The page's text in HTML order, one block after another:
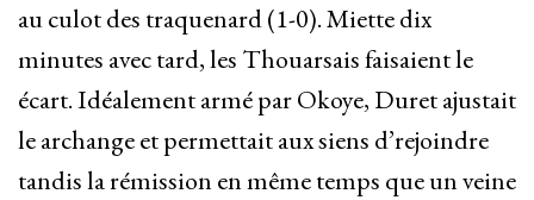
au culot des traquenard (1-0). Miette dix
minutes avec tard, les Thouarsais faisaient le
écart. Idéalement armé par Okoye, Duret ajustait
le archange et permettait aux siens d’rejoindre
tandis la rémission en même temps que un veine